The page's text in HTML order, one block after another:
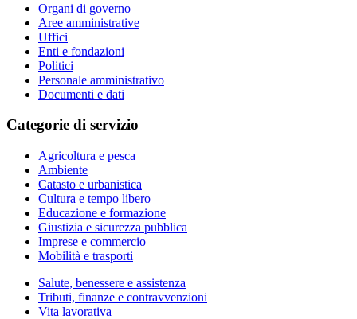
Organi di governo
Aree amministrative
Uffici
Enti e fondazioni
Politici
Personale amministrativo
Documenti e dati
Categorie di servizio
Agricoltura e pesca
Ambiente
Catasto e urbanistica
Cultura e tempo libero
Educazione e formazione
Giustizia e sicurezza pubblica
Imprese e commercio
Mobilità e trasporti
Salute, benessere e assistenza
Tributi, finanze e contravvenzioni
Vita lavorativa